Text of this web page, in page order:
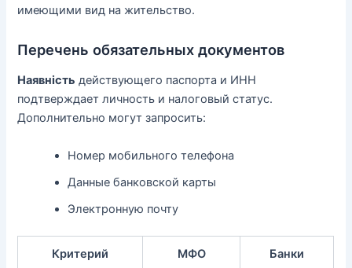
имеющими вид на жительство.
Перечень обязательных документов
Наявність действующего паспорта и ИНН
подтверждает личность и налоговый статус.
Дополнительно могут запросить:
Номер мобильного телефона
Данные банковской карты
Электронную почту
Критерий МФО Банки